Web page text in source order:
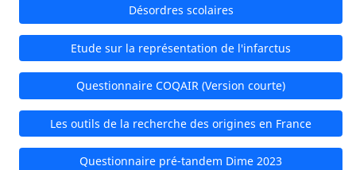
Désordres scolaires
Etude sur la représentation de l'infarctus
Questionnaire COQAIR (Version courte)
Les outils de la recherche des origines en France
Questionnaire pré-tandem Dime 2023